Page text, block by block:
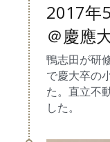
2017年
＠慶應
鴨志田が研
で慶大卒の
た。直立不
した。